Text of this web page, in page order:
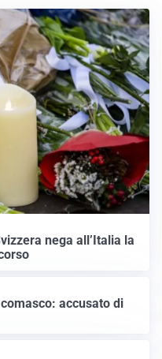
nega all’Italia la
accusato di